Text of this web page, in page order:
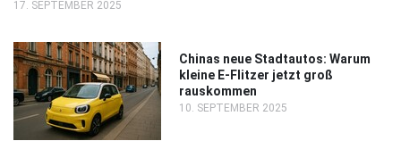
17. SEPTEMBER 2025
Chinas neue Stadtautos: Warum
kleine E-Flitzer jetzt groß
rauskommen
10. SEPTEMBER 2025